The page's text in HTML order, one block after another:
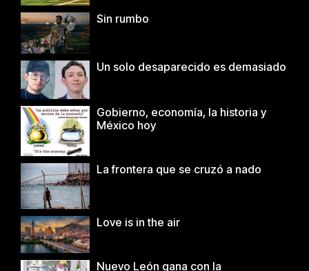
Sin rumbo
Un solo desaparecido es demasiado
Gobierno, economía, la historia y
México hoy
La frontera que se cruzó a nado
Love is in the air
Nuevo León gana con la